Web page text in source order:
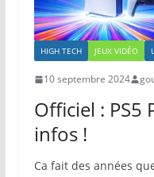
HIGH TECH JEUX VIDÉO
10 septembre 2024
Officiel : PS5
infos !
Ca fait des années